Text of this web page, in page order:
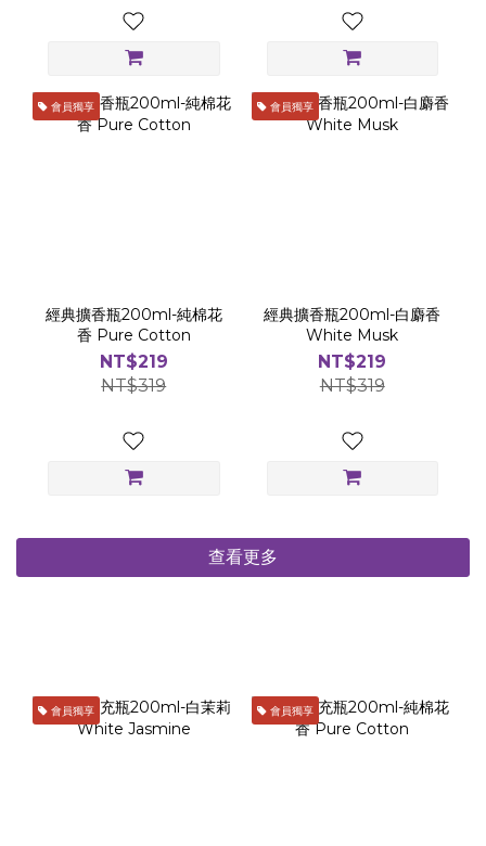
會員獨享
經典擴香瓶200ml-純棉花
香 Pure Cotton
NT$219
NT$319
會員獨享
經典擴香瓶200ml-白麝香
White Musk
NT$219
NT$319
查看更多
會員獨享 會員獨享